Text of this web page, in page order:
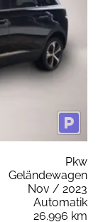
Pkw
Geländewagen
Nov / 2023
Automatik
26.996 km